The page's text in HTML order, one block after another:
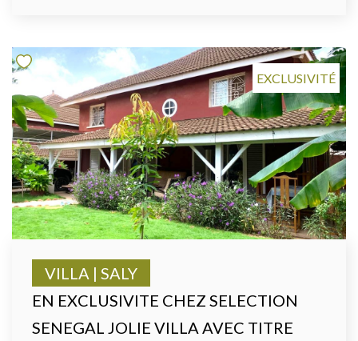
EXCLUSIVITÉ
EN EXCLUSIVITE CHEZ SELECTION
SENEGAL JOLIE VILLA AVEC TITRE
VILLA | SALY